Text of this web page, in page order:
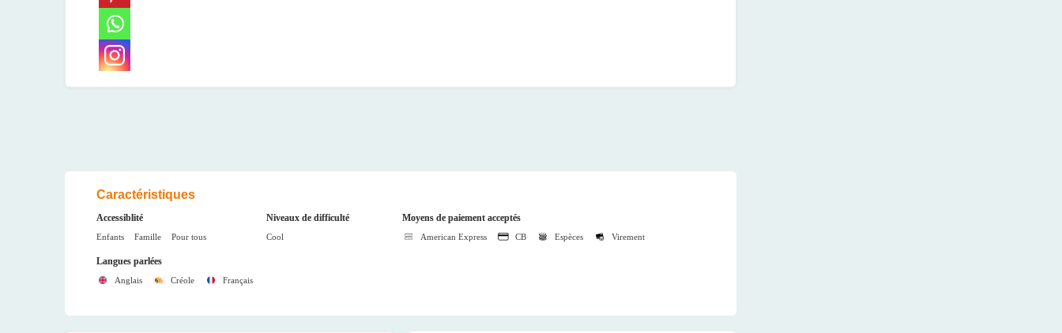
Caractéristiques
Accessiblité
Enfants Famille Pour tous
Niveaux de difficulté
Cool
Moyens de paiement acceptés
American Express CB Espèces Virement
Langues parlées
Anglais Créole Français